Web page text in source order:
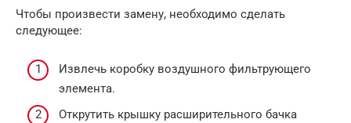
Чтобы произвести замену, необходимо сделать
следующее:
Извлечь коробку воздушного фильтрующего
элемента.
Открутить крышку расширительного бачка